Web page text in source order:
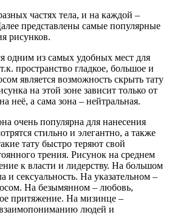
частях тела, и на каждой –
представлены самые популярные
рисунков.
одним из самых удобных мест для
пространство гладкое, большое и
является возможность скрыть тату
на этой зоне зависит только от
неё, а сама зона – нейтральная.
очень популярна для нанесения
стильно и элегантно, а также
тату быстро теряют свой
трения. Рисунок на среднем
к власти и лидерству. На большом
и сексуальность. На указательном –
На безымянном – любовь,
притяжение. На мизинце –
людей и